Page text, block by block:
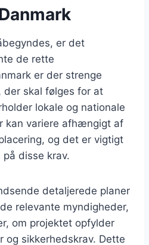
er det
de rette
er der strenge
der skal følges for at
lokale og nationale
kan variere afhængigt af
og det er vigtigt
disse krav.
detaljerede planer
relevante myndigheder,
om projektet opfylder
og sikkerhedskrav. Dette